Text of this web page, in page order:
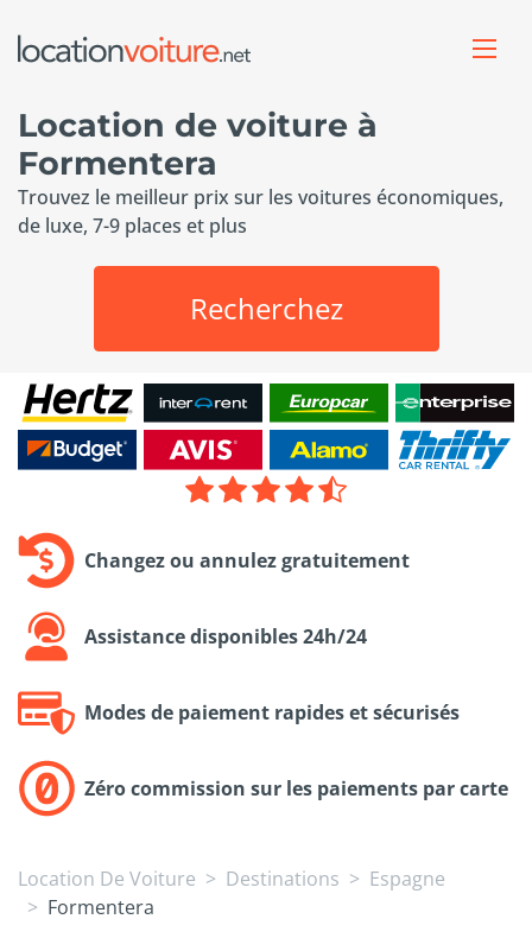
Location de voiture à
Formentera
Trouvez le meilleur prix sur les voitures économiques,
de luxe, 7-9 places et plus
Recherchez
Changez ou annulez gratuitement
Assistance disponibles 24h/24
Modes de paiement rapides et sécurisés
Zéro commission sur les paiements par carte
Location De Voiture Destinations
Espagne
Formentera